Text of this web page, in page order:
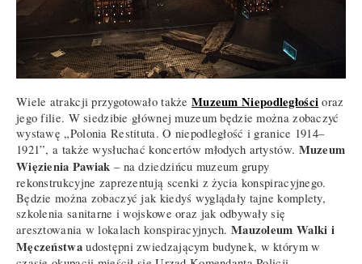
Wiele atrakcji przygotowało także Muzeum Niepodległości oraz
jego filie. W siedzibie głównej muzeum będzie można zobaczyć
wystawę „Polonia Restituta. O niepodległość i granice 1914–
1921”, a także wysłuchać koncertów młodych artystów. Muzeum
Więzienia Pawiak – na dziedzińcu muzeum grupy
rekonstrukcyjne zaprezentują scenki z życia konspiracyjnego.
Będzie można zobaczyć jak kiedyś wyglądały tajne komplety,
szkolenia sanitarne i wojskowe oraz jak odbywały się
aresztowania w lokalach konspiracyjnych.Mauzoleum Walki i
Męczeństwaudostępni zwiedzającym budynek, w którym w